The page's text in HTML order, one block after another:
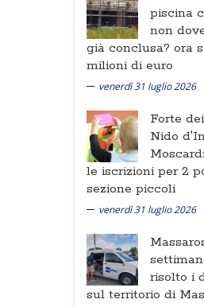
piscina
non
già conclusa? ora
milioni di euro
venerdì 31 luglio 2026
Forte
Nido
le iscrizioni per 2
sezione piccoli
venerdì 31 luglio 2026
risolto i
sul territorio di